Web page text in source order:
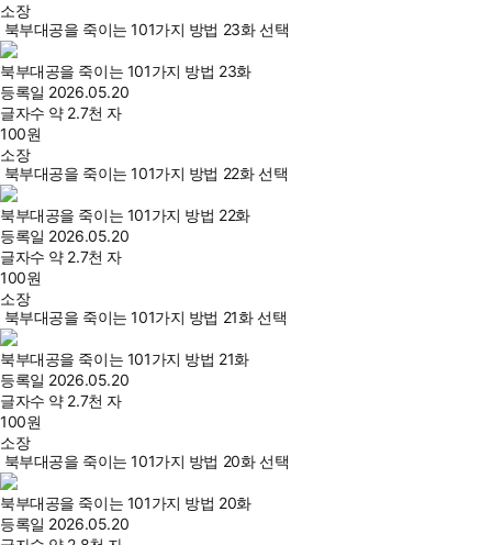
소장
북부대공을 죽이는 101가지 방법 23화 선택
북부대공을 죽이는 101가지 방법 23화
등록일 2026.05.20
글자수 약 2.7천 자
100원
소장
북부대공을 죽이는 101가지 방법 22화 선택
북부대공을 죽이는 101가지 방법 22화
등록일 2026.05.20
글자수 약 2.7천 자
100원
소장
북부대공을 죽이는 101가지 방법 21화 선택
북부대공을 죽이는 101가지 방법 21화
등록일 2026.05.20
글자수 약 2.7천 자
100원
소장
북부대공을 죽이는 101가지 방법 20화 선택
북부대공을 죽이는 101가지 방법 20화
등록일 2026.05.20